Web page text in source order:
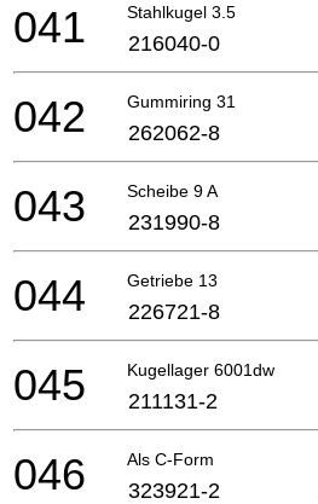
Stahlkugel 3.5
041 216040-0
Gummiring 31
042 262062-8
Scheibe 9 A
043 231990-8
Getriebe 13
044 226721-8
Kugellager 6001dw
045 211131-2
Als C-Form
046 323921-2